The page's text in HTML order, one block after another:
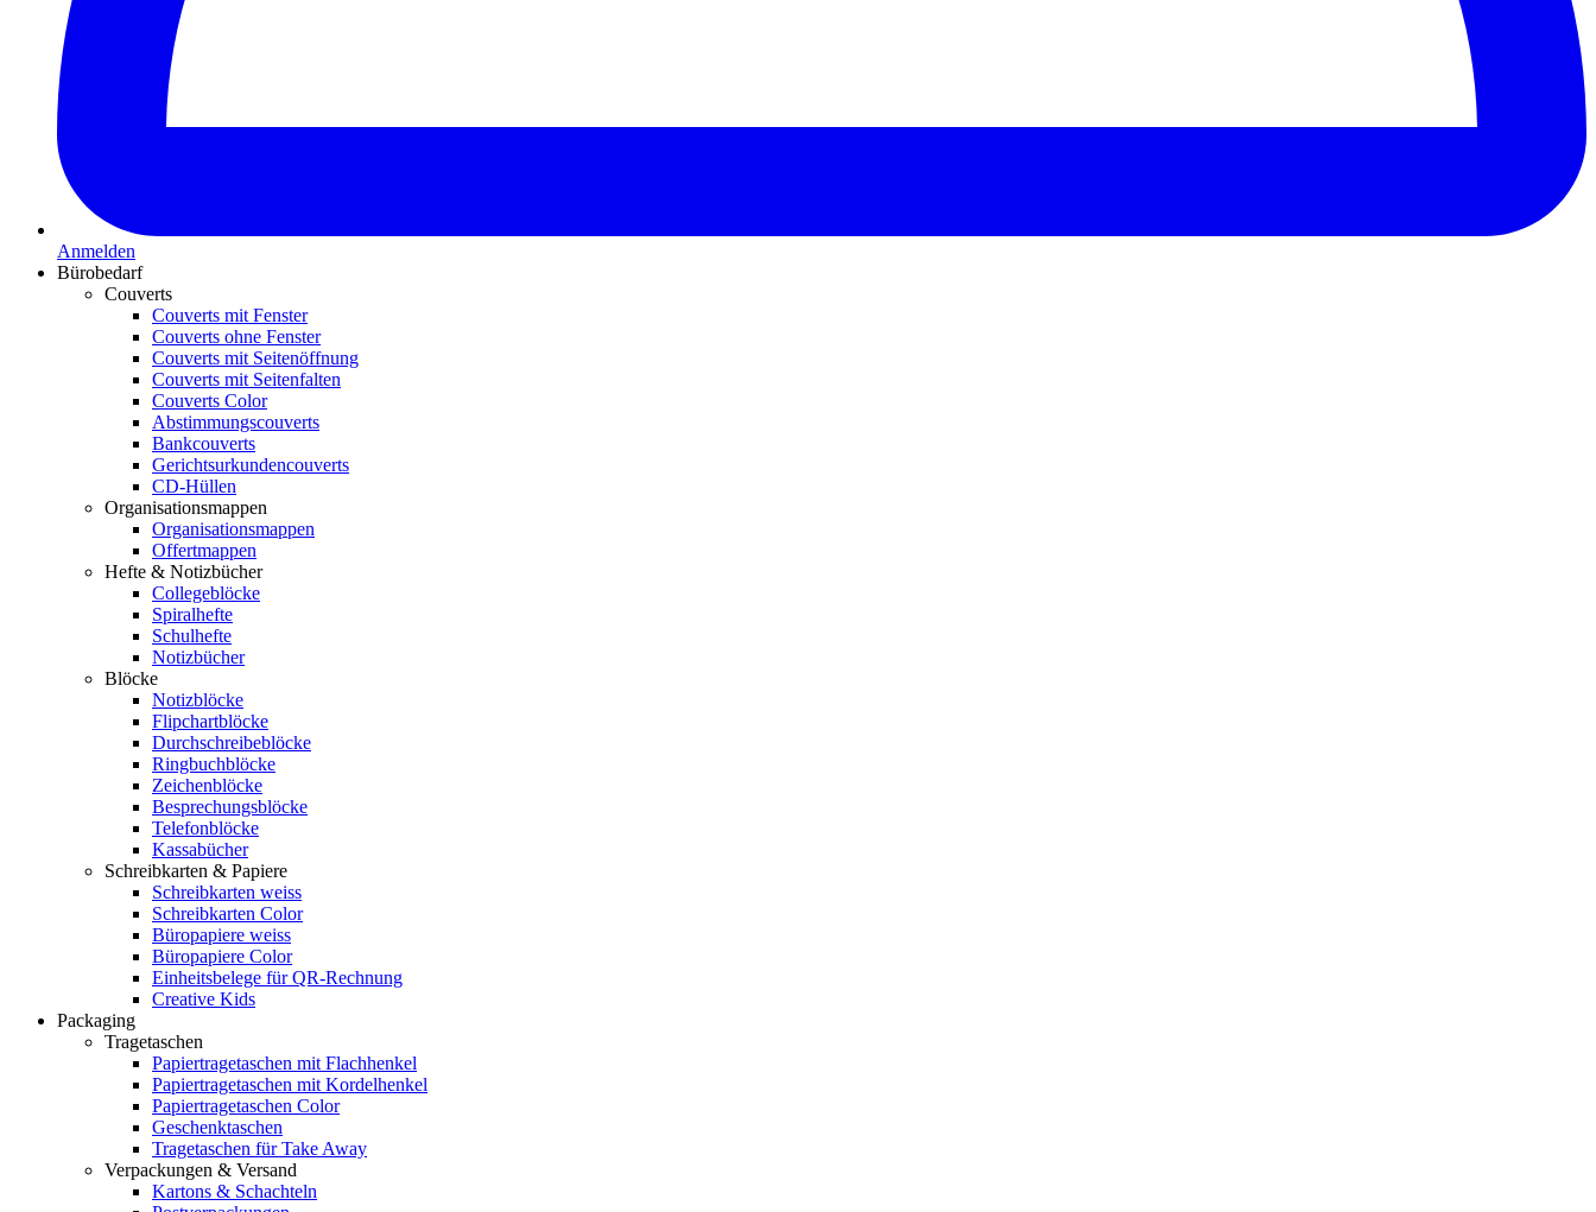
Anmelden
Bürobedarf
Couverts
Couverts mit Fenster
Couverts ohne Fenster
Couverts mit Seitenöffnung
Couverts mit Seitenfalten
Couverts Color
Abstimmungscouverts
Bankcouverts
Gerichtsurkundencouverts
CD-Hüllen
Organisationsmappen
Organisationsmappen
Offertmappen
Hefte & Notizbücher
Collegeblöcke
Spiralhefte
Schulhefte
Notizbücher
Blöcke
Notizblöcke
Flipchartblöcke
Durchschreibeblöcke
Ringbuchblöcke
Zeichenblöcke
Besprechungsblöcke
Telefonblöcke
Kassabücher
Schreibkarten & Papiere
Schreibkarten weiss
Schreibkarten Color
Büropapiere weiss
Büropapiere Color
Einheitsbelege für QR-Rechnung
Creative Kids
Packaging
Tragetaschen
Papiertragetaschen mit Flachhenkel
Papiertragetaschen mit Kordelhenkel
Papiertragetaschen Color
Geschenktaschen
Tragetaschen für Take Away
Verpackungen & Versand
Kartons & Schachteln